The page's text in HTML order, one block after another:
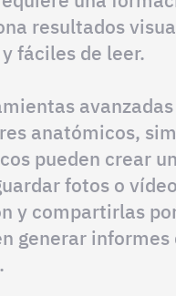
resultados
fáciles de leer.
anatómicos,
pueden crear
fotos o
y compartirlas
generar